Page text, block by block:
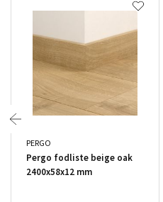
PERGO
Pergo fodliste beige oak
2400x58x12 mm